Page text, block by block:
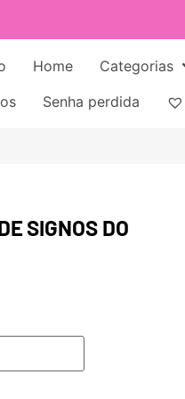
Home Categorias
Senha perdida
SIGNOS DO